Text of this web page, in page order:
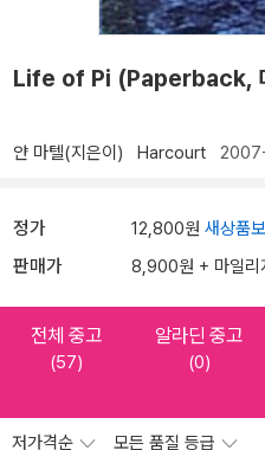
Life of Pi (Paperback,
얀 마텔(지은이) Harcourt
정가 12,800원 새상품보
판매가 8,900원 + 마일리
전체 중고
(57)
알라딘 중고
(0)
저가격순 모든 품질 등급